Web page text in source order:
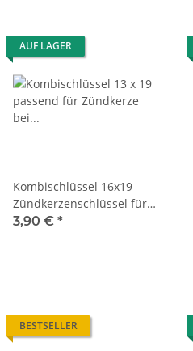
AUF LAGER
Kombischlüssel 16x19
Zündkerzenschlüssel für
Motorsäge
3,90 € *
BESTSELLER